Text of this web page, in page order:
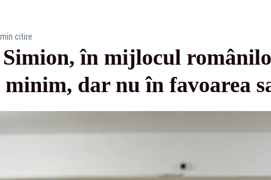
citire
Simion, în mijlocul
dar nu în favoarea